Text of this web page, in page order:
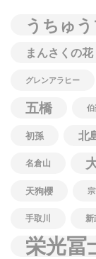
うちゅ
まんさくの花
グレンアラヒー
五橋
伯
初孫 北
名倉山
天狗櫻
手取川 新
栄光冨